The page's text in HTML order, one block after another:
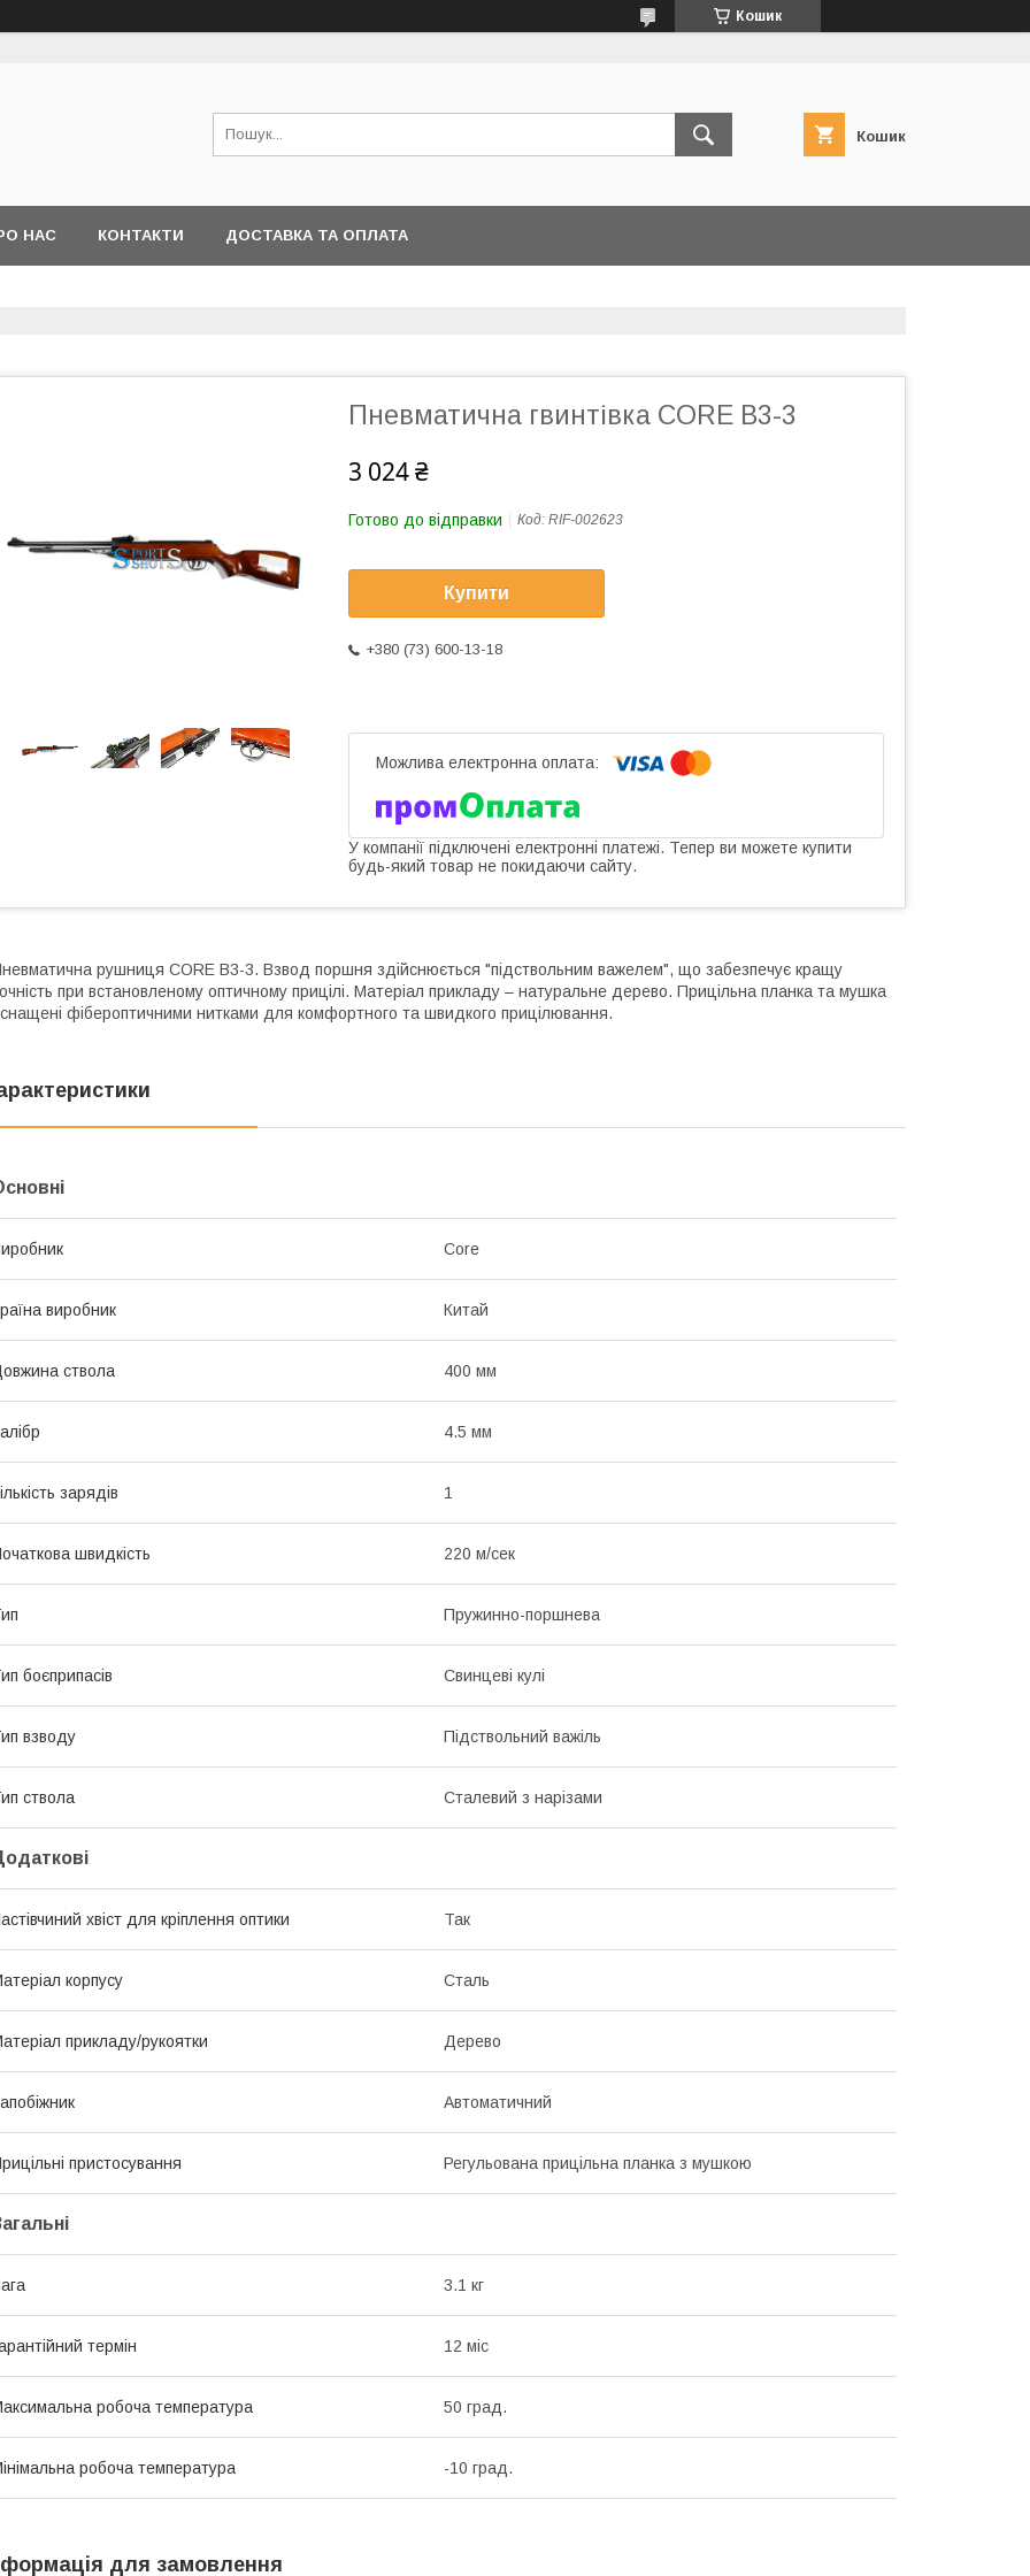
Кошик
Кошик
НАС КОНТАКТИ ДОСТАВКА ТА ОПЛАТА
Пневматична гвинтівка CORE B3-3
3 024 ₴
Готово до відправки Код: RIF-002623
Купити
+380 (73) 600-13-18
У компанії підключені електронні платежі. Тепер ви можете купити
будь-який товар не покидаючи сайту.
рушниця CORE B3-3. Взвод поршня здійснюється "підствольним важелем", що забезпечує кращу
при встановленому оптичному прицілі. Матеріал прикладу – натуральне дерево. Прицільна планка та мушка
фібероптичними нитками для комфортного та швидкого прицілювання.
Core
виробник Китай
ствола 400 мм
4.5 мм
зарядів 1
швидкість 220 м/сек
Пружинно-поршнева
боєприпасів Свинцеві кулі
взводу Підствольний важіль
ствола Сталевий з нарізами
хвіст для кріплення оптики Так
корпусу Сталь
прикладу/рукоятки Дерево
Автоматичний
пристосування Регульована прицільна планка з мушкою
3.1 кг
термін 12 міс
робоча температура 50 град.
робоча температура -10 град.
для замовлення